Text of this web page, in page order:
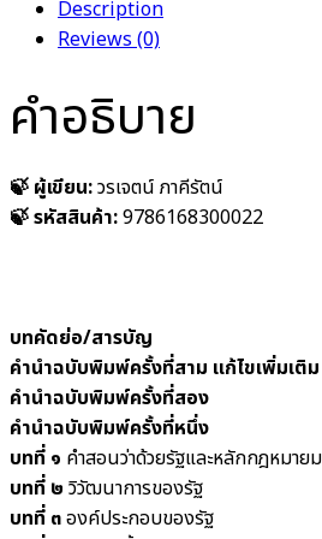
Description
Reviews (0)
คำอธิบาย
🍃 ผู้เขียน:วรเจตน์ ภาคีรัตน์
🍃 รหัสสินค้า:9786168300022
บทคัดย่อ/สารบัญ
คำนำฉบับพิมพ์ครั้งที่สาม แก้ไขเพิ่มเติม
คำนำฉบับพิมพ์ครั้งที่สอง
คำนำฉบับพิมพ์ครั้งที่หนึ่ง
บทที่ ๑ คำสอนว่าด้วยรัฐและหลักกฎหมา
บทที่ ๒ วิวัฒนาการของรัฐ
บทที่ ๓องค์ประกอบของรัฐ